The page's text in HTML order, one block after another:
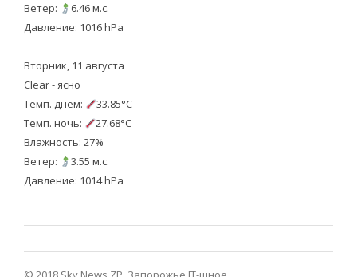
Ветер:
6.46 м.с.
Давление: 1016 hPa
Вторник, 11 августа
Clear - ясно
Темп. днём:
33.85°C
Темп. ночь:
27.68°C
Влажность: 27%
Ветер:
3.55 м.с.
Давление: 1014 hPa